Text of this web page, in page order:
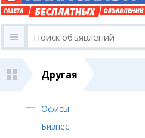
Другая
Офисы
Бизнес